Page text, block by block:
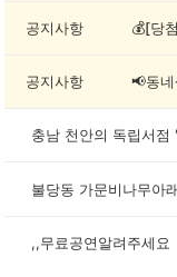
공지사항
공지사항 📢동
충남 천안의 독립서점
불당동 가문비나무아
,,무료공연알려주세요